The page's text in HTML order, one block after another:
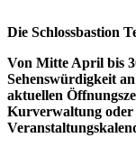
Die Schlossbastion
Von Mitte April bis
Sehenswürdigkeit
aktuellen
Kurverwaltung oder